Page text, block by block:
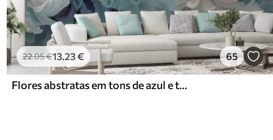
22.05€13.23€ 65
Flores abstratas em tons de azul e turquesa